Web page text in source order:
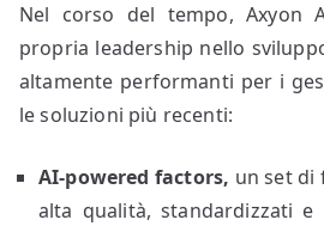
Nel corso del tempo, Axyon
propria leadership nello
altamente performanti per i
le soluzioni più recenti:
AI-powered factors, un set
alta qualità, standardizzati